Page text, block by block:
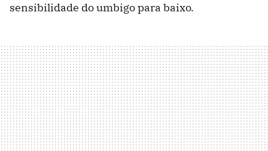
sensibilidade do umbigo para baixo.